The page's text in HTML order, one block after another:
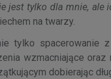
tylko dla mnie, ale
na twarzy.
tylko spacerowanie
wzmacniające
dobierając